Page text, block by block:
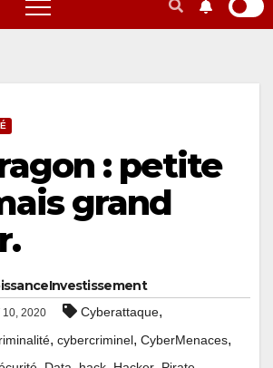
: petite
grand
10, 2020 Cyberattaque,
, cybercriminel, CyberMenaces,